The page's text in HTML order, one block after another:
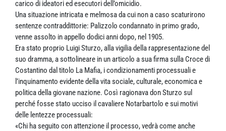
carico di ideatori ed esecutori dell’omicidio.
Una situazione intricata e melmosa da cui non a caso scaturirono
sentenze contraddittorie: Palizzolo condannato in primo grado,
venne assolto in appello dodici anni dopo, nel 1905.
Era stato proprio Luigi Sturzo, alla vigilia della rappresentazione del
suo dramma, a sottolineare in un articolo a sua firma sulla Croce di
Costantino dal titolo La Mafia, i condizionamenti processuali e
l’inquinamento evidente della vita sociale, culturale, economica e
politica della giovane nazione. Così ragionava don Sturzo sul
perché fosse stato ucciso il cavaliere Notarbartolo e sui motivi
delle lentezze processuali:
«Chi ha seguito con attenzione il processo, vedrà come anche